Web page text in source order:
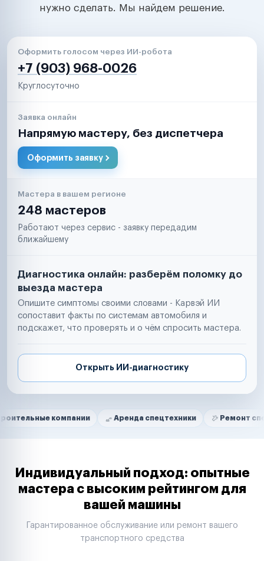
нужно сделать. Мы найдем решение.
Оформить голосом через ИИ-робота
+7 (903) 968-0026
Круглосуточно
Заявка онлайн
Напрямую мастеру, без диспетчера
Оформить заявку
Мастера в вашем регионе
248 мастеров
Работают через сервис - заявку передадим
ближайшему
Диагностика онлайн: разберём поломку до
выезда мастера
Опишите симптомы своими словами - Карвэй ИИ
сопоставит факты по системам автомобиля и
подскажет, что проверять и о чём спросить мастера.
Открыть ИИ-диагностику
Нам доверяют
компании Аренда спецтехники Ремонт спецтехники
Маркетплейсы
Таксопарки
Автодилеры
Строительные компании
Аренда спецтехники
Индивидуальный подход: опытные
мастера с высоким рейтингом для
вашей машины
Гарантированное обслуживание или ремонт вашего
транспортного средства